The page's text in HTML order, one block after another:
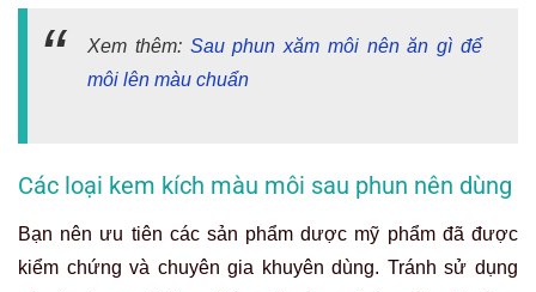
Xem thêm: Sau phun xăm môi nên ăn gì để
môi lên màu chuẩn
Các loại kem kích màu môi sau phun nên dùng
Bạn nên ưu tiên các sản phẩm dược mỹ phẩm đã được
kiểm chứng và chuyên gia khuyên dùng. Tránh sử dụng